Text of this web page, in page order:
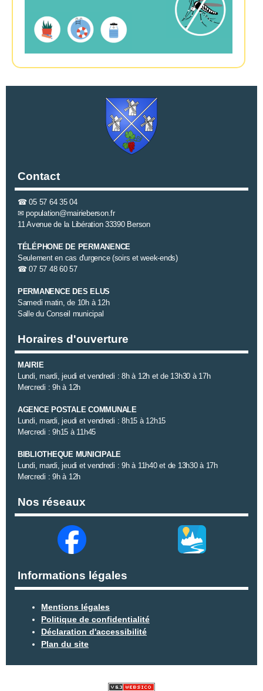
Contact
☎05 57 64 35 04
✉population@mairieberson.fr
11 Avenue de la Libération 33390 Berson
TÉLÉPHONE DE PERMANENCE
Seulement en cas d'urgence (soirs et week-ends)
☎07 57 48 60 57
PERMANENCE DES ELUS
Samedi matin, de 10h à 12h
Salle du Conseil municipal
Horaires d'ouverture
MAIRIE
Lundi, mardi, jeudi et vendredi : 8h à 12h et de 13h30 à 17h
Mercredi : 9h à 12h
AGENCE POSTALE COMMUNALE
Lundi, mardi, jeudi et vendredi : 8h15 à 12h15
Mercredi : 9h15 à 11h45
BIBLIOTHEQUE MUNICIPALE
Lundi, mardi, jeudi et vendredi : 9h à 11h40 et de 13h30 à 17h
Mercredi : 9h à 12h
Nos réseaux
Informations légales
Mentions légales
Politique de confidentialité
Déclaration d'accessibilité
Plan du site